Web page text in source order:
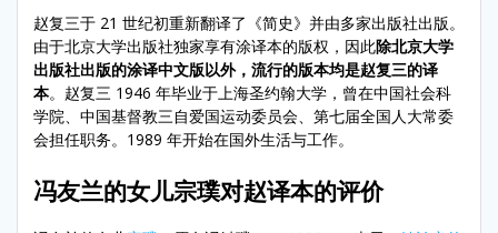
赵复三于 21 世纪初重新翻译了《简史》并由多家出版社出版。
由于北京大学出版社独家享有涂译本的版权，因此除北京大学
出版社出版的涂译中文版以外，流行的版本均是赵复三的译
本。赵复三 1946 年毕业于上海圣约翰大学，曾在中国社会科
学院、中国基督教三自爱国运动委员会、第七届全国人大常委
会担任职务。1989 年开始在国外生活与工作。
冯友兰的女儿宗璞对赵译本的评价